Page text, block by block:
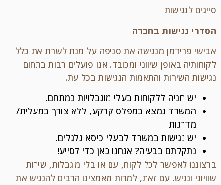
סייגים לנגישות
הסדרי נגישות בחברה
אבישי פרידמן מנגישה את סניפה על מנת לשרת את כלל
לקוחותיה באופן שיווני ומכובד. אנו פועלים רבות בתחום
נגישות השירות והתאמות הנגישות בכל עת.
יש חניה ללקוחות בעלי מוגבלויות במתחם.
המשרד נמצא במפלס קרקע, ללא צורך במעלית/
מדרגות
יש נגישות במשרד לבעלי כיסא גלגלים.
נתקלתם בבעיה? אנחנו כאן כדי לסייע!
ברצוננו לאפשר לכל לקוח, עם או בלי מוגבלות, שירות
שוויוני ונגיש. עם זאת, למרות מאמצינו הרבים להנגיש את